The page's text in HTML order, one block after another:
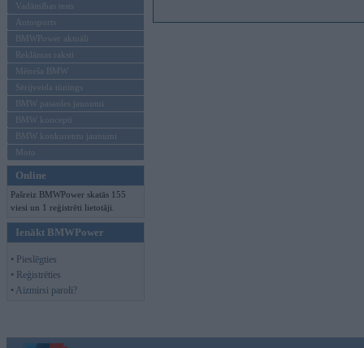
Vadāmības tests
Autosports
BMWPower aktuāli
Reklāmas raksti
Mēneša BMW
Sērijveida tūnings
BMW pasaules jaunumi
BMW koncepti
BMW konkurentu jaunumi
Moto
Online
Pašreiz BMWPower skatās 155
viesi un 1 reģistrēti lietotāji.
Ienākt BMWPower
• Pieslēgties
• Reģistrēties
• Aizmirsi paroli?